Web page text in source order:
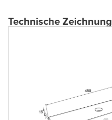
Technische Zeichnung